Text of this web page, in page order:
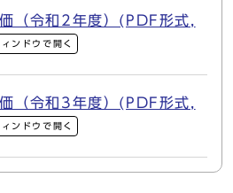
（令和2年度）(PDF形式,
ンドウで開く
（令和3年度）(PDF形式,
ンドウで開く